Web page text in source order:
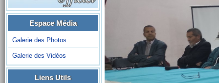
Espace Média
Galerie des Photos
Galerie des Vidéos
Liens Utils